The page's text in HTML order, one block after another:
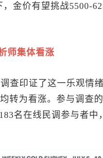
金价有望挑战5500-
师集体看涨
查印证了这一乐观情
转为看涨。参与调查
名在线民调参与者中